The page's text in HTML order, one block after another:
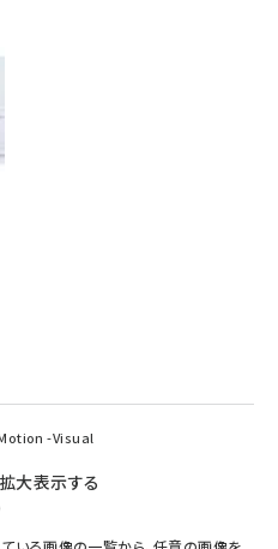
Motion -Visual
大表示する